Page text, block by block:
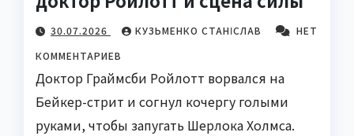
30.07.2026 КУЗЬМЕНКО СТАНІСЛАВ
НЕТ
КОММЕНТАРИЕВ
Доктор Граймсби Ройлотт ворвался на
Бейкер-стрит и согнул кочергу голыми
руками, чтобы запугать Шерлока Холмса.